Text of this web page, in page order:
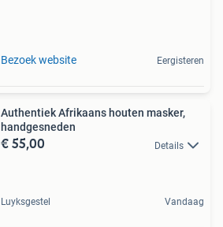
Bezoek website Eergisteren
Authentiek Afrikaans houten masker,
handgesneden
€ 55,00 Details
Luyksgestel Vandaag